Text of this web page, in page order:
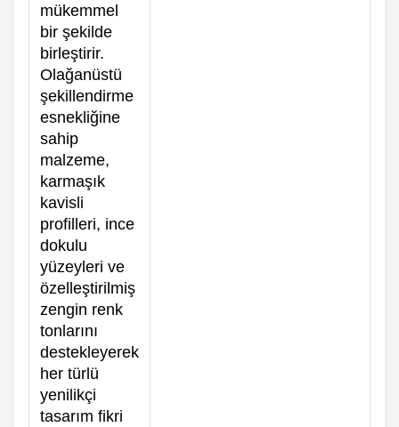
mükemmel
bir şekilde
birleştirir.
Olağanüstü
şekillendirme
esnekliğine
sahip
malzeme,
karmaşık
kavisli
profilleri, ince
dokulu
yüzeyleri ve
özelleştirilmiş
zengin renk
tonlarını
destekleyerek
her türlü
yenilikçi
tasarım fikri